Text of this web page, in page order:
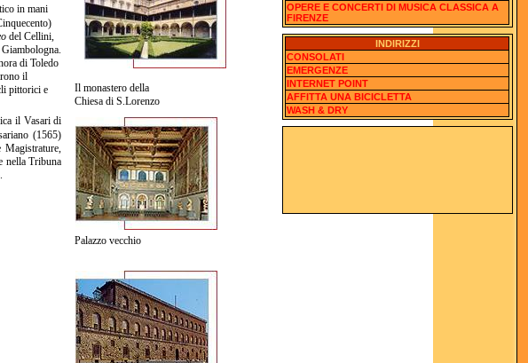
OPERE E CONCERTI DI MUSICA CLASSICA A
FIRENZE
INDIRIZZI
CONSOLATI
EMERGENZE
INTERNET POINT
AFFITTA UNA BICICLETTA
WASH & DRY
in mani
del Cellini,
di Toledo
il
pittorici e
il Vasari di
(1565)
nella Tribuna
Il monastero della
Chiesa di S.Lorenzo
Palazzo vecchio